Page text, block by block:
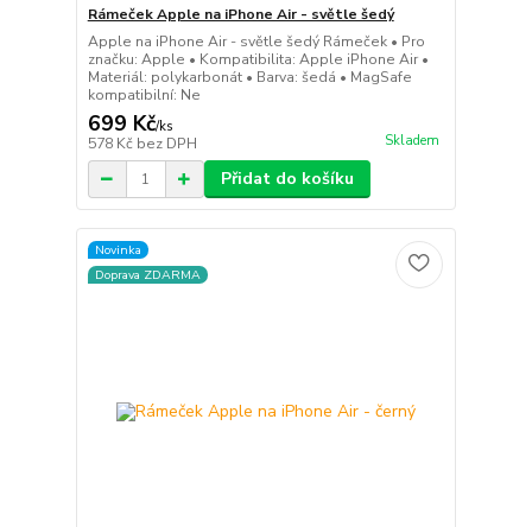
Rámeček Apple na iPhone Air - světle šedý
Apple na iPhone Air - světle šedý Rámeček • Pro
značku: Apple • Kompatibilita: Apple iPhone Air •
Materiál: polykarbonát • Barva: šedá • MagSafe
kompatibilní: Ne
699 Kč/ks
578 Kč bez DPH Skladem
Přidat do košíku
Novinka
Doprava ZDARMA